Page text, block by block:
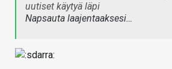
uutiset käytyä läpi
Napsauta laajentaaksesi…